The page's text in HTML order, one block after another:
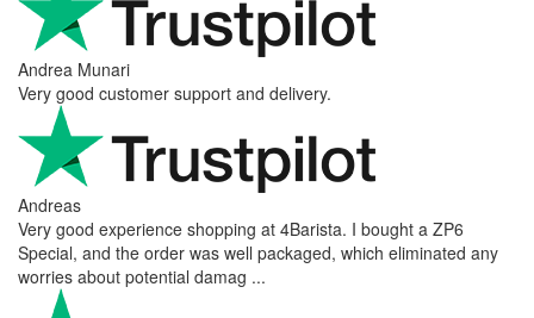
Andrea Munari
Very good customer support and delivery.
Andreas
Very good experience shopping at 4Barista. I bought a ZP6
Special, and the order was well packaged, which eliminated any
worries about potential damag ...